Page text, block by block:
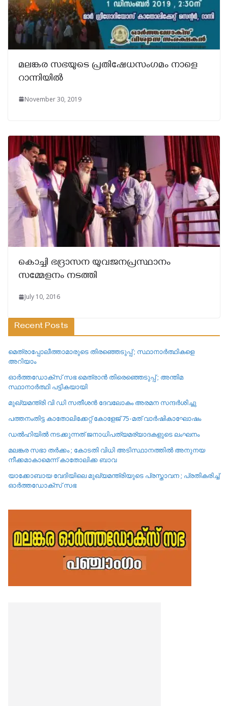
മലങ്കര സഭയുടെ പ്രതിഷേധസംഗമം നാളെ
റാന്നിയിൽ
November 30, 2019
കൊച്ചി ഭദ്രാസന യുവജനപ്രസ്ഥാനം
സമ്മേളനം നടത്തി
July 10, 2016
Recent Posts
മെത്രാപ്പോലീത്താമാരുടെ തിരഞ്ഞെടുപ്പ് ; സ്ഥാനാർത്ഥികളെ
അറിയാം
ഓർത്തഡോക്സ് സഭ മെത്രാൻ തിരെഞ്ഞെടുപ്പ് ; അന്തിമ
സ്ഥാനാർത്ഥി പട്ടികയായി
മുഖ്യമന്ത്രി വി ഡി സതീശൻ ദേവലോകം അരമന സന്ദർശിച്ചു
പത്തനംതിട്ട കാതോലിക്കേറ്റ്‌ കോളേജ്‌ 75-മത് വാർഷികാഘോഷം
ഡൽഹിയിൽ നടക്കുന്നത് ജനാധിപത്യമര്യാദകളുടെ ലംഘനം
മലങ്കര സഭാ തർക്കം ; കോടതി വിധി അടിസ്ഥാനത്തിൽ അനുനയ
നീക്കമാകാമെന്ന് കാതോലിക്ക ബാവ
യാക്കോബായ വേദിയിലെ മുഖ്യമന്ത്രിയുടെ പ്രസ്താവന ; പ്രതികരിച്ച്
ഓർത്തഡോക്സ് സഭ